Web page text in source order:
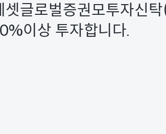
글로벌증권모투자신
이상 투자합니다.